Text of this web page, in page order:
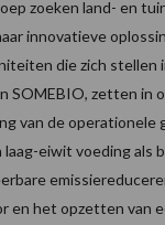
zoeken land- en
innovatieve
die zich stellen
SOMEBIO, zetten in
van de operationele
eiwit voeding als
en het opzetten van